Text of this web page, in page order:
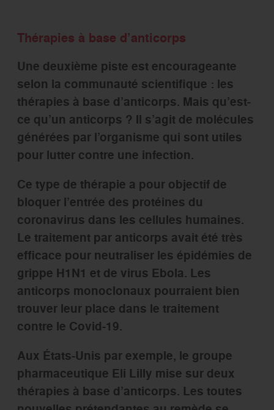
Thérapies à base d’anticorps
Une deuxième piste est encourageante
selon la communauté scientifique : les
thérapies à base d’anticorps. Mais qu’est-
ce qu’un anticorps ? Il s’agit de molécules
générées par l’organisme qui sont utiles
pour lutter contre une infection.
Ce type de thérapie a pour objectif de
bloquer l’entrée des protéines du
coronavirus dans les cellules humaines.
Le traitement par anticorps avait été très
efficace pour neutraliser les épidémies de
grippe H1N1 et de virus Ebola. Les
anticorps monoclonaux pourraient bien
trouver leur place dans le traitement
contre le Covid-19.
Aux États-Unis par exemple, le groupe
pharmaceutique Eli Lilly mise sur deux
thérapies à base d’anticorps. Les toutes